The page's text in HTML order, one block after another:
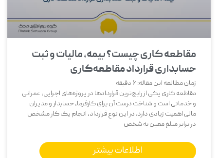
مقاطعه‌ کاری چیست؟ بیمه، مالیات و ثبت
حسابداری قرارداد مقاطعه‌کاری
زمان مطالعه این مقاله:6 دقیقه
مقاطعه ‌کاری یکی از رایج‌ترین قراردادها در پروژه‌های اجرایی، عمرانی
و خدماتی است و شناخت درست آن برای کارفرما، حسابدار و مدیران
مالی اهمیت زیادی دارد. در این نوع قرارداد، انجام یک کار مشخص
در برابر مبلغ معین به شخص
اطلاعات بیشتر